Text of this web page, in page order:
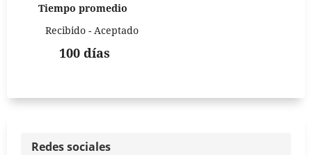
Tiempo promedio
Recibido - Aceptado
100 días
Redes sociales